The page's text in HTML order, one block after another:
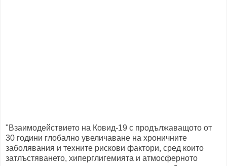
"Взаимодействието на Ковид-19 с продължаващото от
30 години глобално увеличаване на хроничните
заболявания и техните рискови фактори, сред които
затлъстяването, хиперглигемията и атмосферното